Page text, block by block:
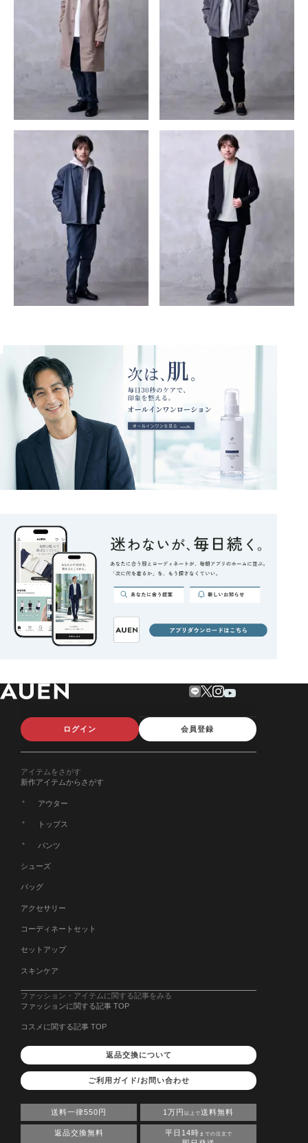
ログイン 会員登録
アイテムをさがす
新作アイテムからさがす
アウター
トップス
パンツ
シューズ
バッグ
アクセサリー
コーディネートセット
セットアップ
スキンケア
ファッション・アイテムに関する記事をみる
ファッションに関する記事 TOP
コスメに関する記事 TOP
返品交換について
ご利用ガイド/お問い合わせ
送料一律550円 1万円 以上で送料無料
返品交換無料 平日14時 までの注文で